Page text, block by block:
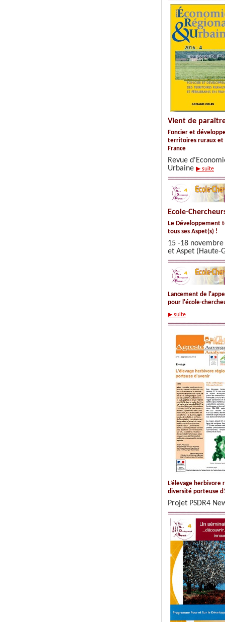
Vient de
Foncier et
territoires ruraux et
France
Revue
Urbaine ▶ suite
Ecole-
Le Développement
tous ses Aspet(s) !
15 -18 novembre
et Aspet (Haute-
Lancement de
pour l'école-
▶ suite
L’élevage herbivore
diversité porteuse
Projet PSDR4